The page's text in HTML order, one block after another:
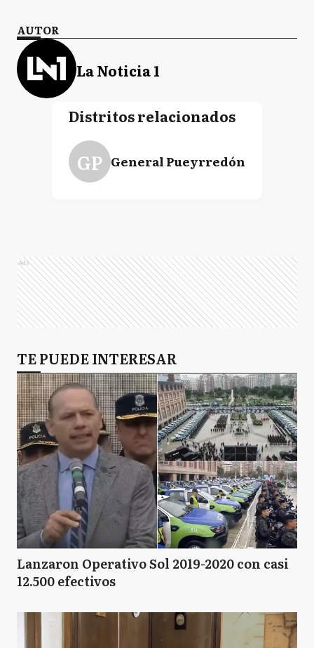
AUTOR
La Noticia 1
Distritos relacionados
GP General Pueyrredón
Ads
TE PUEDE INTERESAR
Lanzaron Operativo Sol 2019-2020 con casi
12.500 efectivos